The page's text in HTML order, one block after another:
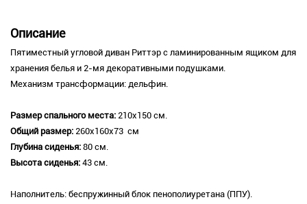
Описание
Пятиместный угловой диван Риттэр с ламинированным ящиком для
хранения белья и 2-мя декоративными подушками.
Механизм трансформации: дельфин.
Размер спального места: 210х150 см.
Общий размер: 260х160х73 см
Глубина сиденья: 80 см.
Высота сиденья: 43 см.
Наполнитель: беспружинный блок пенополиуретана (ППУ).